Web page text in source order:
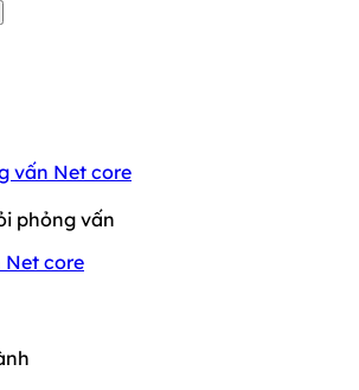
vấn Net core
phỏng vấn
Net core